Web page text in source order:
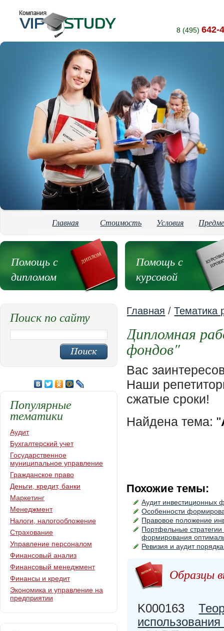
8 (495) 642-
Главная Стоимость Условия
Помощь с
дипломом
Помощь с
курсовой
Главная /Тематика
Дипломная
фондов"
Вас
Наши
сжатые сроки!
Найдена тема: "
Похожие темы:
Аудит инвестиционных
Особенности
Правовое положение
Портфельные
формирования
Ревизия и аудит
Образцы
K000163
Поиск по сайту
Популярные
тематики
Аудит
Бухгалтерский учет
Государственное
муниципальное управление
Гражданское право
Деньги, кредит, банки
Маркетинг
Менеджмент
Налоги, налогообложение
Страхование
Управление персоналом
Финансовый анализ
Финансовый менеджмент
Финансы и кредит
Экономика и управление на
предприятии